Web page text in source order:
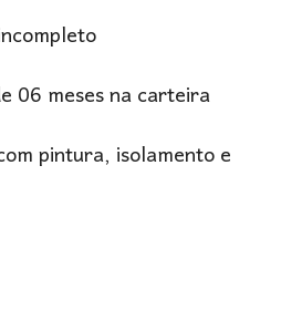
06 meses na carteira
pintura, isolamento e